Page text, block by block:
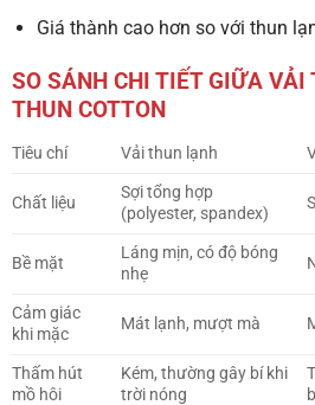
Giá thành cao hơn so với thun
SO SÁNH CHI TIẾT GIỮA VẢI
THUN COTTON
Tiêu chí Vải thun lạnh
Chất liệu
Sợi tổng hợp
(polyester, spandex)
Bề mặt
Láng mịn, có độ bóng
nhẹ
Cảm giác
khi mặc
Mát lạnh, mượt mà
Thấm hút
mồ hôi
Kém, thường gây bí khi
trời nóng